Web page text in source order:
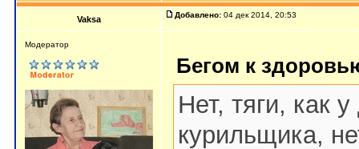
Vaksa Добавлено: 04 дек 2014, 20:53
Модератор
Бегом к
Нет, тяги, как
курильщика,